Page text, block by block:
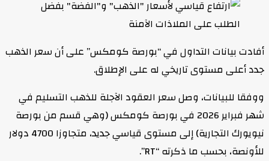
أفادت بيانات التداول في “بورصة كومكس” على أن سعر الذهب
جدد أعلى مستوى تاريخي له على الإطلاق.
ووفقا للبيانات، وصل سعر العقود الآجلة للذهب التسليم في
شهر فبراير 2026 في بورصة كومكس (وهي قسم من بورصة
نيويورك التجارية) إلى مستوى قياسي جديد، متجاوزا 4700 دولار
للأونصة، بحسب ما ذكرته “RT”.